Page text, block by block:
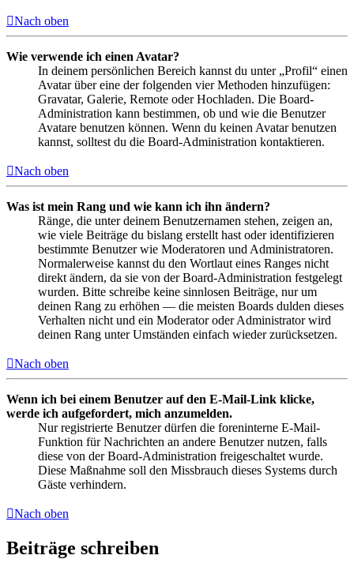
Nach oben
Wie verwende ich einen Avatar?
In deinem persönlichen Bereich kannst du unter „Profil“ einen
Avatar über eine der folgenden vier Methoden hinzufügen:
Gravatar, Galerie, Remote oder Hochladen. Die Board-
Administration kann bestimmen, ob und wie die Benutzer
Avatare benutzen können. Wenn du keinen Avatar benutzen
kannst, solltest du die Board-Administration kontaktieren.
Nach oben
Was ist mein Rang und wie kann ich ihn ändern?
Ränge, die unter deinem Benutzernamen stehen, zeigen an,
wie viele Beiträge du bislang erstellt hast oder identifizieren
bestimmte Benutzer wie Moderatoren und Administratoren.
Normalerweise kannst du den Wortlaut eines Ranges nicht
direkt ändern, da sie von der Board-Administration festgelegt
wurden. Bitte schreibe keine sinnlosen Beiträge, nur um
deinen Rang zu erhöhen — die meisten Boards dulden dieses
Verhalten nicht und ein Moderator oder Administrator wird
deinen Rang unter Umständen einfach wieder zurücksetzen.
Nach oben
Wenn ich bei einem Benutzer auf den E-Mail-Link klicke,
werde ich aufgefordert, mich anzumelden.
Nur registrierte Benutzer dürfen die foreninterne E-Mail-
Funktion für Nachrichten an andere Benutzer nutzen, falls
diese von der Board-Administration freigeschaltet wurde.
Diese Maßnahme soll den Missbrauch dieses Systems durch
Gäste verhindern.
Nach oben
Beiträge schreiben